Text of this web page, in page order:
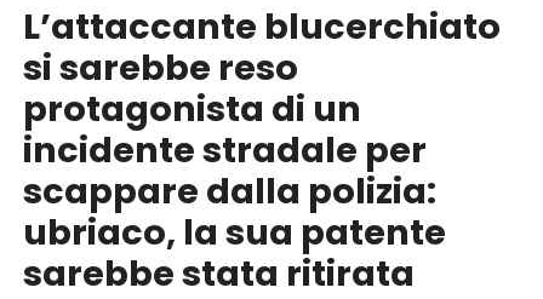
L’attaccante blucerchiato
si sarebbe reso
protagonista di un
incidente stradale per
scappare dalla polizia:
ubriaco, la sua patente
sarebbe stata ritirata